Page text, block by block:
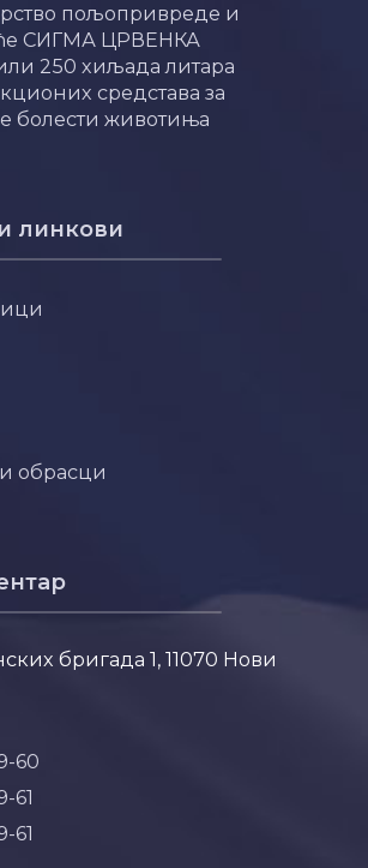
пољопривреде и
СИГМА ЦРВЕНКА
250 хиљада литара
средстава за
болести животиња
линкови
обрасци
бригада 1, 11070 Нови
60
61
61